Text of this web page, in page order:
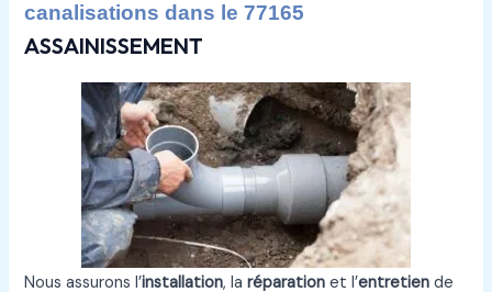
canalisations dans le 77165
ASSAINISSEMENT
Nous assurons l’installation, laréparation et l’entretien de